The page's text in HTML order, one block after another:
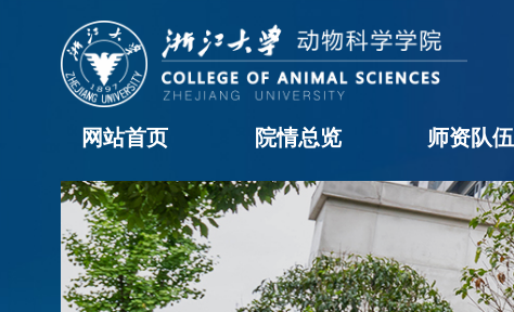
网站首页 院情总览
学院概况
历任领导
现任领导
机构设置
学院黄页
科室职责
办事流程
院长信箱
师资队伍
教职工名录
学科队伍
博士后
访问学者